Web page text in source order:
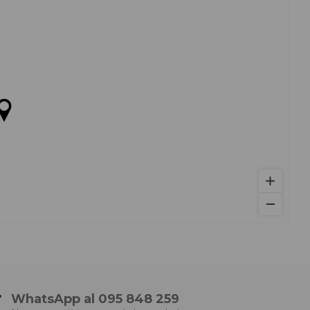
WhatsApp al 095 848 259